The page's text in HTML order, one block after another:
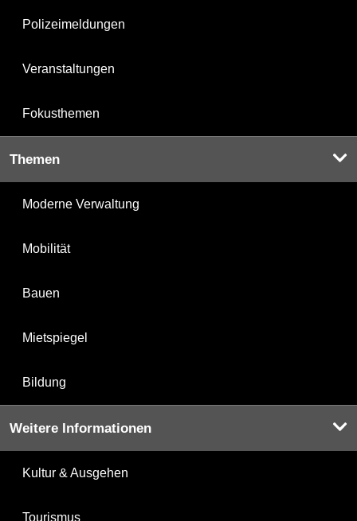
Polizeimeldungen
Veranstaltungen
Fokusthemen
Themen
Moderne Verwaltung
Mobilität
Bauen
Mietspiegel
Bildung
Weitere Informationen
Kultur & Ausgehen
Tourismus